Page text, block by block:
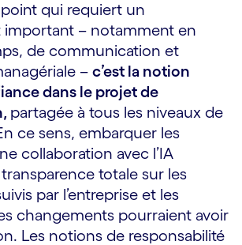
point qui requiert un
important – notamment en
de communication et
– c’est la notion
dans le projet de
partagée à tous les niveaux de
ce sens, embarquer les
collaboration avec l’IA
totale sur les
par l’entreprise et les
changements pourraient avoir
Les notions de responsabilité